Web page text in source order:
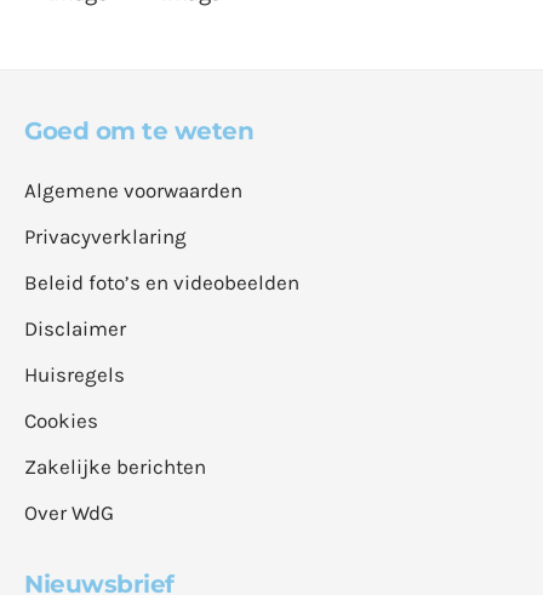
Goed om te weten
Algemene voorwaarden
Privacyverklaring
Beleid foto’s en videobeelden
Disclaimer
Huisregels
Cookies
Zakelijke berichten
Over WdG
Nieuwsbrief